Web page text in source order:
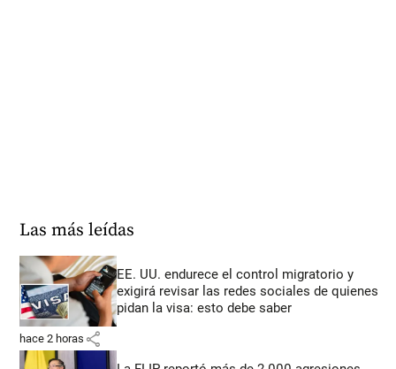
Las más leídas
EE. UU. endurece el control migratorio y
exigirá revisar las redes sociales de quienes
pidan la visa: esto debe saber
hace 2 horas share